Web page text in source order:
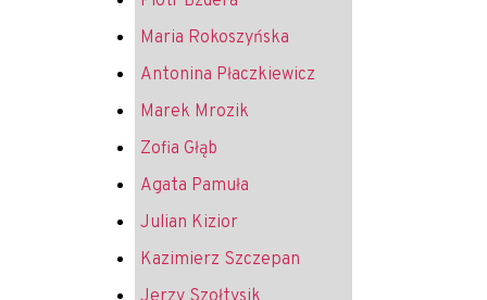
Maria Rokoszyńska
Antonina Płaczkiewicz
Marek Mrozik
Zofia Głąb
Agata Pamuła
Julian Kizior
Kazimierz Szczepan